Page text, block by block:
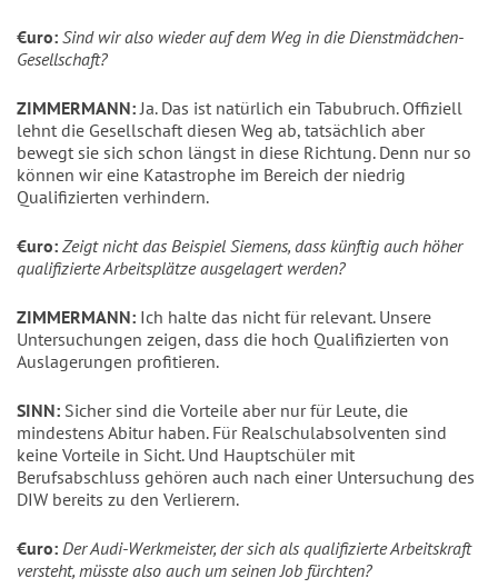
€uro: Sind wir also wieder auf dem Weg in die Dienstmädchen-
Gesellschaft?
ZIMMERMANN:Ja. Das ist natürlich ein Tabubruch. Offiziell
lehnt die Gesellschaft diesen Weg ab, tatsächlich aber
bewegt sie sich schon längst in diese Richtung. Denn nur so
können wir eine Katastrophe im Bereich der niedrig
Qualifizierten verhindern.
€uro: Zeigt nicht das Beispiel Siemens, dass künftig auch höher
qualifizierte Arbeitsplätze ausgelagert werden?
ZIMMERMANN: Ich halte das nicht für relevant. Unsere
Untersuchungen zeigen, dass die hoch Qualifizierten von
Auslagerungen profitieren.
SINN: Sicher sind die Vorteile aber nur für Leute, die
mindestens Abitur haben. Für Realschulabsolventen sind
keine Vorteile in Sicht. Und Hauptschüler mit
Berufsabschluss gehören auch nach einer Untersuchung des
DIW bereits zu den Verlierern.
€uro: Der Audi-Werkmeister, der sich als qualifizierte Arbeitskraft
versteht, müsste also auch um seinen Job fürchten?